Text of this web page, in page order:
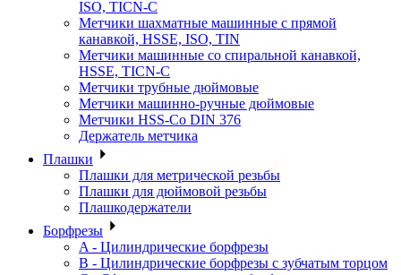
ISO, TICN-C
Метчики шахматные машинные с прямой
канавкой, HSSE, ISO, TIN
Метчики машинные со спиральной канавкой,
HSSE, TICN-C
Метчики трубные дюймовые
Метчики машинно-ручные дюймовые
Метчики HSS-Co DIN 376
Держатель метчика
Плашки
Плашки для метрической резьбы
Плашки для дюймовой резьбы
Плашкодержатели
Борфрезы
A - Цилиндрические борфрезы
B - Цилиндрические борфрезы с зубчатым торцом